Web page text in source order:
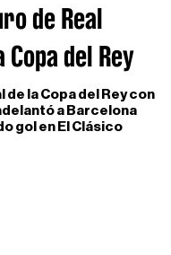
de Real
del Rey
la Copa del Rey con
a Barcelona
gol en El Clásico